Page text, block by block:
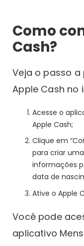
Como
Cash?
Veja o passo
Apple Cash no
Acesse o
Apple Cash;
Clique em
para criar
informações
data de
Ative o Apple
Você pode
aplicativo